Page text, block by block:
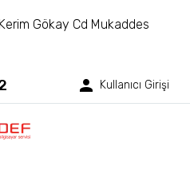
Gökay Cd Mukaddes
Kullanıcı Girişi